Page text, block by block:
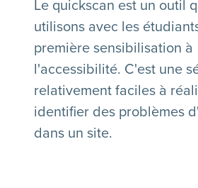
Le quickscan est un outil
utilisons avec les
première sensibilisation à
l'accessibilité. C'est une
relativement faciles à
identifier des problèmes
dans un site.